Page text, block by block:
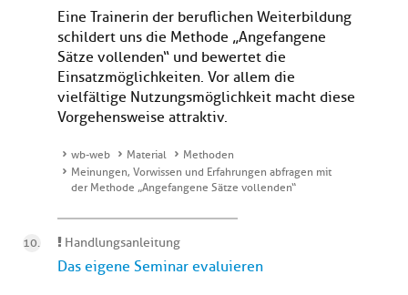
Eine Trainerin der beruflichen Weiterbildung
schildert uns die Methode „Angefangene
Sätze vollenden“ und bewertet die
Einsatzmöglichkeiten. Vor allem die
vielfältige Nutzungsmöglichkeit macht diese
Vorgehensweise attraktiv.
wb-web Material
Methoden
Meinungen, Vorwissen und Erfahrungen abfragen mit
der Methode „Angefangene Sätze vollenden“
Handlungsanleitung
Das eigene Seminar evaluieren